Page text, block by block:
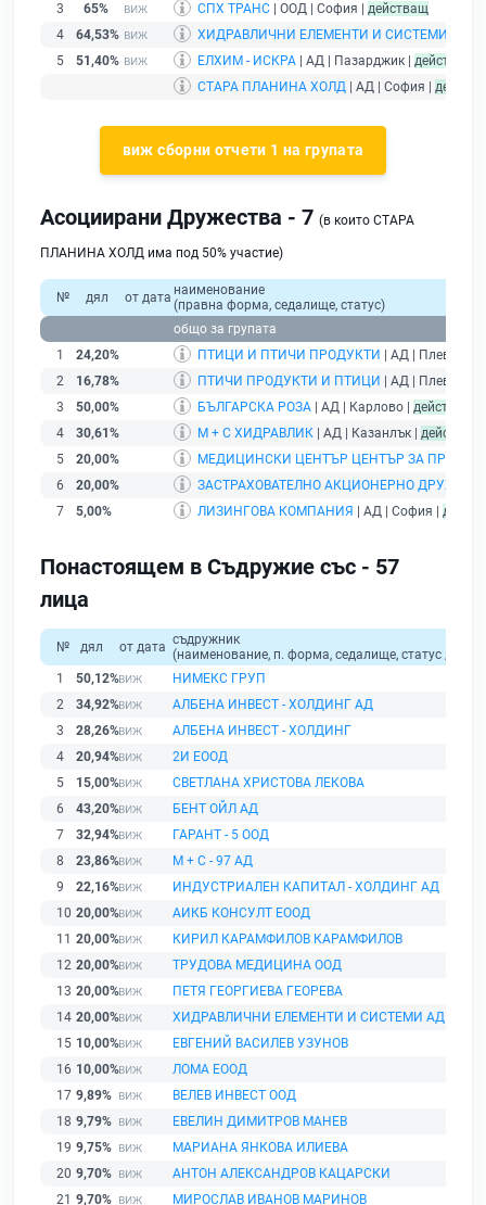
3
65% СПХ ТРАНС | ООД | София | действащ
4
64,53%
ХИДРАВЛИЧНИ ЕЛЕМЕНТИ И СИСТЕМИ /ХЕС/
5
51,40% ЕЛХИМ - ИСКРА | АД | Пазарджик | действащ
СТАРА ПЛАНИНА ХОЛД | АД | София |
виж сборни отчети 1 на групата
Асоциирани Дружества - 7 (в които СТАРА
ПЛАНИНА ХОЛД има под 50% участие)
№ дял от дата наименование
(правна форма, седалище, статус)
общо за групата
1
24,20% ПТИЦИ И ПТИЧИ ПРОДУКТИ | АД | Плевен |
2
16,78% ПТИЧИ ПРОДУКТИ И ПТИЦИ | АД | Плевен |
3
50,00% БЪЛГАРСКА РОЗА | АД | Карлово | действащ
4
30,61% М + С ХИДРАВЛИК | АД | Казанлък | действащ
5
20,00%
МЕДИЦИНСКИ ЦЕНТЪР ЦЕНТЪР ЗА
6
20,00%
ЗАСТРАХОВАТЕЛНО АКЦИОНЕРНО
7
5,00% ЛИЗИНГОВА КОМПАНИЯ | АД | София |
Понастоящем в Съдружие със - 57
лица
№ дял от дата съдружник
(наименование, п. форма, седалище, статус /
1
50,12%
НИМЕКС ГРУП
2
34,92%
АЛБЕНА ИНВЕСТ - ХОЛДИНГ АД
3
28,26%
АЛБЕНА ИНВЕСТ - ХОЛДИНГ
4
20,94%
2И ЕООД
5
15,00%
СВЕТЛАНА ХРИСТОВА ЛЕКОВА
6
43,20%
БЕНТ ОЙЛ АД
7
32,94%
ГАРАНТ - 5 ООД
8
23,86%
М + С - 97 АД
9
22,16%
ИНДУСТРИАЛЕН КАПИТАЛ - ХОЛДИНГ АД
10 20,00%
АИКБ КОНСУЛТ ЕООД
11 20,00%
КИРИЛ КАРАМФИЛОВ КАРАМФИЛОВ
12 20,00%
ТРУДОВА МЕДИЦИНА ООД
13 20,00%
ПЕТЯ ГЕОРГИЕВА ГЕОРЕВА
14 20,00%
ХИДРАВЛИЧНИ ЕЛЕМЕНТИ И СИСТЕМИ АД
15 10,00%
ЕВГЕНИЙ ВАСИЛЕВ УЗУНОВ
16 10,00%
ЛОМА ЕООД
17 9,89%
ВЕЛЕВ ИНВЕСТ ООД
18 9,79%
ЕВЕЛИН ДИМИТРОВ МАНЕВ
19 9,75%
МАРИАНА ЯНКОВА ИЛИЕВА
20 9,70%
АНТОН АЛЕКСАНДРОВ КАЦАРСКИ
21 9,70%
МИРОСЛАВ ИВАНОВ МАРИНОВ